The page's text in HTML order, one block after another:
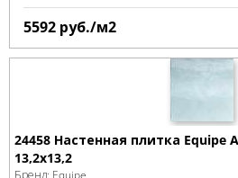
5592 руб./м2
24458 Настенная плитка Equipe
13,2x13,2
Бренд: Equipe